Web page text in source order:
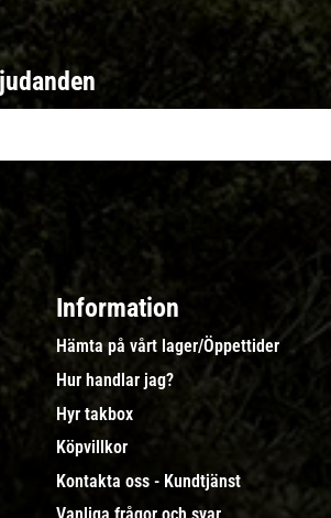
Information
Hämta på vårt lager/Öppettider
Hur handlar jag?
Hyr takbox
Köpvillkor
Kontakta oss - Kundtjänst